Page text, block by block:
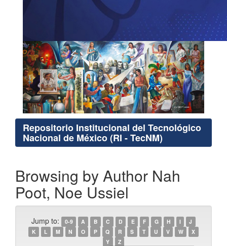
Repositorio Institucional del Tecnológico
Nacional de México (RI - TecNM)
Browsing by Author Nah
Poot, Noe Ussiel
Jump to: 0-9 A B C D E F G H I
J
K
L M N O P Q R S T U V W
X
Y
Z